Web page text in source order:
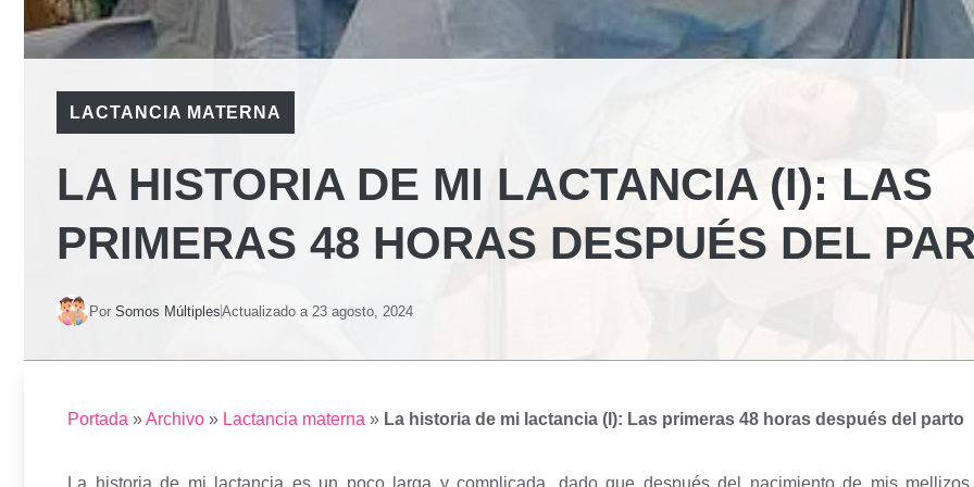
LACTANCIA MATERNA
LA HISTORIA DE MI LACTANCIA (I): LAS
PRIMERAS 48 HORAS DESPUÉS DEL
Por Somos MúltiplesActualizado a 23 agosto, 2024
Portada »Archivo » Lactancia materna » La historia de mi lactancia (I): Las primeras 48 horas después del parto